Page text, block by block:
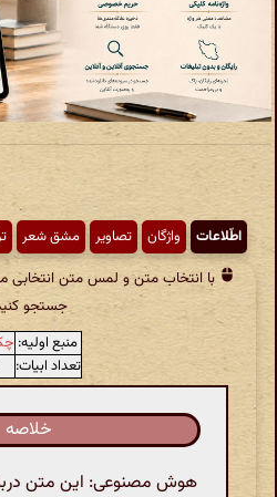
اطّلاعات واژگان تصاویر مشق شعر
با انتخاب متن و لمس متن انتخابی
جستجو
منبع اولیه:
تعداد ابیات:
خلاصه
هوش مصنوعی: این متن